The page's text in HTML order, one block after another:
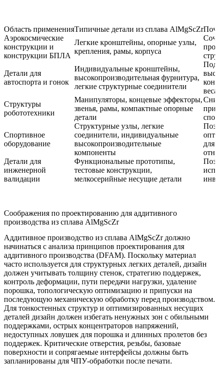
Область примененияТипичные детали из сплава AlMgScZr
Аэрокосмические
конструкции и
конструкции БПЛА
Легкие кронштейны, опорные узлы,
крепления, рамы, корпуса
Детали для
автоспорта и гонок
Индивидуальные кронштейны,
высокопроизводительная фурнитура,
легкие структурные соединители
Структуры
робототехники
Манипуляторы, концевые эффекторы,
звенья, рамы, компактные опорные
детали
при
Спортивное
оборудование
Структурные узлы, легкие
соединители, индивидуальные
высокопроизводительные
компоненты
для
Детали для
инженерной
валидации
Функциональные прототипы,
тестовые конструкции,
мелкосерийные несущие детали
Соображения по проектированию для аддитивного
производства из сплава AlMgScZr
Аддитивное производство из сплава AlMgScZr должно
начинаться с анализа принципов проектирования для
аддитивного производства (DFAM). Поскольку материал
часто используется для структурных легких деталей, дизайн
должен учитывать толщину стенок, стратегию поддержек,
контроль деформации, пути передачи нагрузки, удаление
порошка, топологическую оптимизацию и припуски на
последующую механическую обработку перед производством.
Для тонкостенных структур и оптимизированных несущих
деталей дизайн должен избегать ненужных зон с обильными
поддержками, острых концентраторов напряжений,
недоступных ловушек для порошка и длинных пролетов без
поддержек. Критические отверстия, резьбы, базовые
поверхности и сопрягаемые интерфейсы должны быть
запланированы для ЧПУ-обработки после печати.